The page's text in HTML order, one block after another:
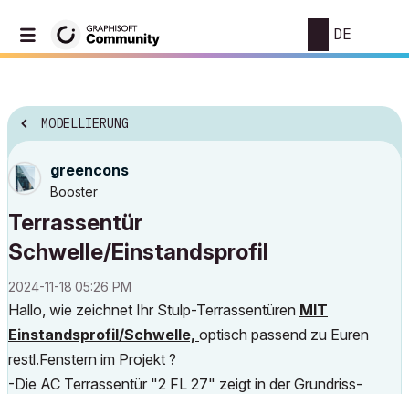
DE
MODELLIERUNG
greencons
Booster
Terrassentür
Schwelle/Einstandsprofil
‎2024-11-18 05:26 PM
Hallo, wie zeichnet Ihr Stulp-Terrassentüren MIT
Einstandsprofil/Schwelle, optisch passend zu Euren
restl.Fenstern im Projekt ?
-Die AC Terrassentür "2 FL 27" zeigt in der Grundriss-